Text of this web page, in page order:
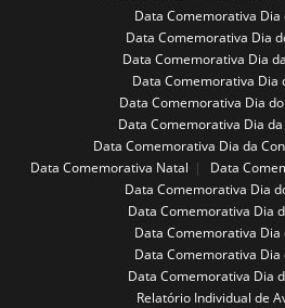
Data Comemorativa Dia
Data Comemorativa Dia
Data Comemorativa Dia
Data Comemorativa Dia
Data Comemorativa Dia
Data Comemorativa Dia
Data Comemorativa Dia da
Data Comemorativa Natal
Data
Data Comemorativa Dia
Data Comemorativa Dia
Data Comemorativa Dia
Data Comemorativa Dia
Data Comemorativa Dia
Relatório Individual de